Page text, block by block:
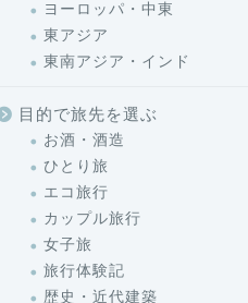
ヨーロッパ・中東
東アジア
東南アジア・インド
目的で旅先を選ぶ
お酒・酒造
ひとり旅
エコ旅行
カップル旅行
女子旅
旅行体験記
歴史・近代建築